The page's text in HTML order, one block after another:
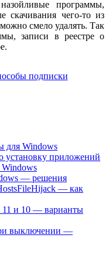
программы,
скачивания чего-то из
смело удалять. Так
записи в реестре о
подписки
для Windows
установку приложений
Windows
— решения
— как
11 и 10 — варианты
выключении —